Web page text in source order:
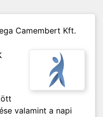
Camembert Kft.
valamint a napi